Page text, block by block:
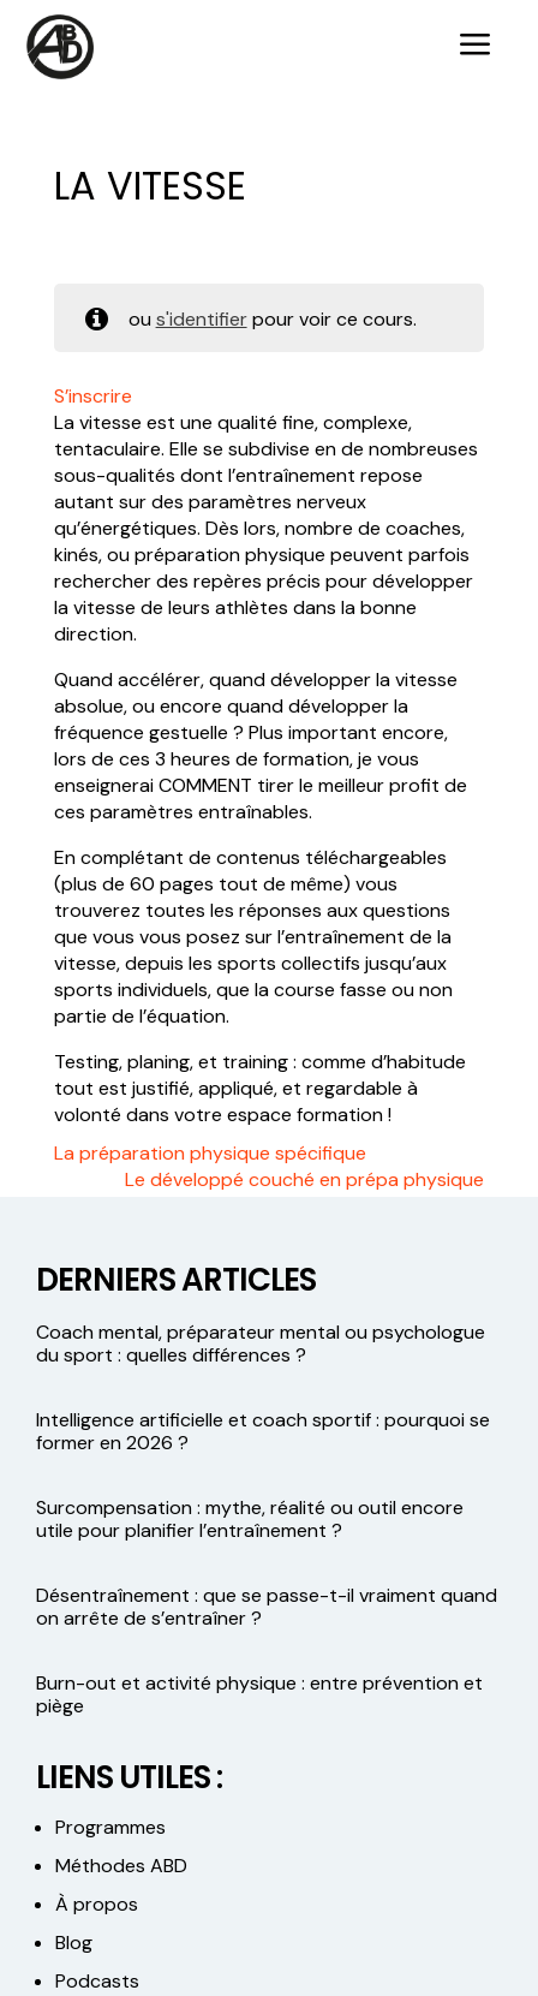
a
LA VITESSE
ou s'identifierpour voir ce cours.
S’inscrire
La vitesse est une qualité fine, complexe,
tentaculaire. Elle se subdivise en de nombreuses
sous-qualités dont l’entraînement repose
autant sur des paramètres nerveux
qu’énergétiques. Dès lors, nombre de coaches,
kinés, ou préparation physique peuvent parfois
rechercher des repères précis pour développer
la vitesse de leurs athlètes dans la bonne
direction.
Quand accélérer, quand développer la vitesse
absolue, ou encore quand développer la
fréquence gestuelle ? Plus important encore,
lors de ces 3 heures de formation, je vous
enseignerai COMMENT tirer le meilleur profit de
ces paramètres entraînables.
En complétant de contenus téléchargeables
(plus de 60 pages tout de même) vous
trouverez toutes les réponses aux questions
que vous vous posez sur l’entraînement de la
vitesse, depuis les sports collectifs jusqu’aux
sports individuels, que la course fasse ou non
partie de l’équation.
Testing, planing, et training : comme d’habitude
tout est justifié, appliqué, et regardable à
volonté dans votre espace formation !
La préparation physique spécifique
Le développé couché en prépa physique
DERNIERS ARTICLES
Coach mental, préparateur mental ou psychologue
du sport : quelles différences ?
Intelligence artificielle et coach sportif : pourquoi se
former en 2026 ?
Surcompensation : mythe, réalité ou outil encore
utile pour planifier l’entraînement ?
Désentraînement : que se passe-t-il vraiment quand
on arrête de s’entraîner ?
Burn-out et activité physique : entre prévention et
piège
LIENS UTILES :
Programmes
Méthodes ABD
À propos
Blog
Podcasts